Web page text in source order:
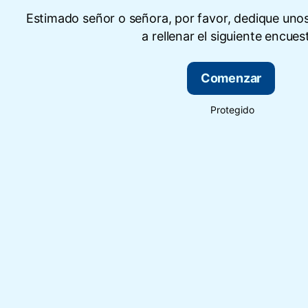
Estimado señor o señora, por favor, dedique
a rellenar el siguiente
Comenzar
Protegido